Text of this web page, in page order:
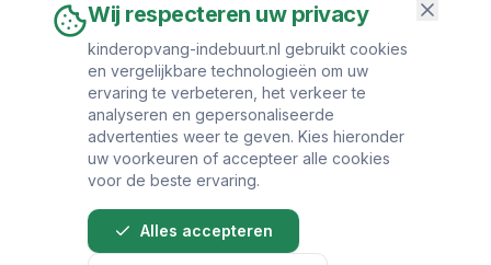
Informatie toevoegen?
Heeft u een tandartspraktijk? Neem contact op om uw praktijk
toe te voegen.
© 2024 Vind Tandarts. Alle rechten voorbehouden.
Wij respecteren uw privacy
kinderopvang-indebuurt.nl gebruikt cookies
en vergelijkbare technologieën om uw
ervaring te verbeteren, het verkeer te
analyseren en gepersonaliseerde
advertenties weer te geven. Kies hieronder
uw voorkeuren of accepteer alle cookies
voor de beste ervaring.
Alles accepteren